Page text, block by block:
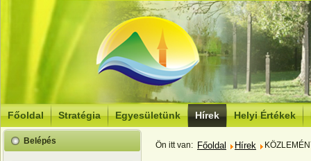
Főoldal Stratégia Egyesületünk Hírek Helyi Értékek
Belépés Ön itt van: Főoldal Hírek